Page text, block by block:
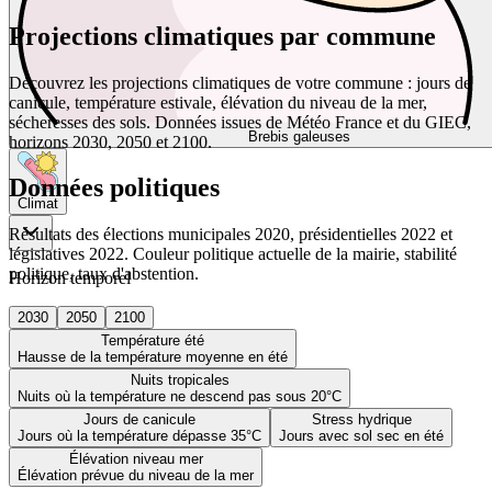
Brebis galeuses
Climat
Horizon temporel
2030 2050
2100
Température été
Hausse de la température moyenne en été
Nuits tropicales
Nuits où la température ne descend pas sous 20°C
Jours de canicule
Jours où la température dépasse 35°C
Stress hydrique
Jours avec sol sec en été
Élévation niveau mer
Élévation prévue du niveau de la mer
Projections climatiques par commune
Découvrez les projections climatiques de votre commune : jours de
canicule, température estivale, élévation du niveau de la mer,
sécheresses des sols. Données issues de Météo France et du GIEC,
horizons 2030, 2050 et 2100.
Données politiques
Résultats des élections municipales 2020, présidentielles 2022 et
législatives 2022. Couleur politique actuelle de la mairie, stabilité
politique, taux d'abstention.